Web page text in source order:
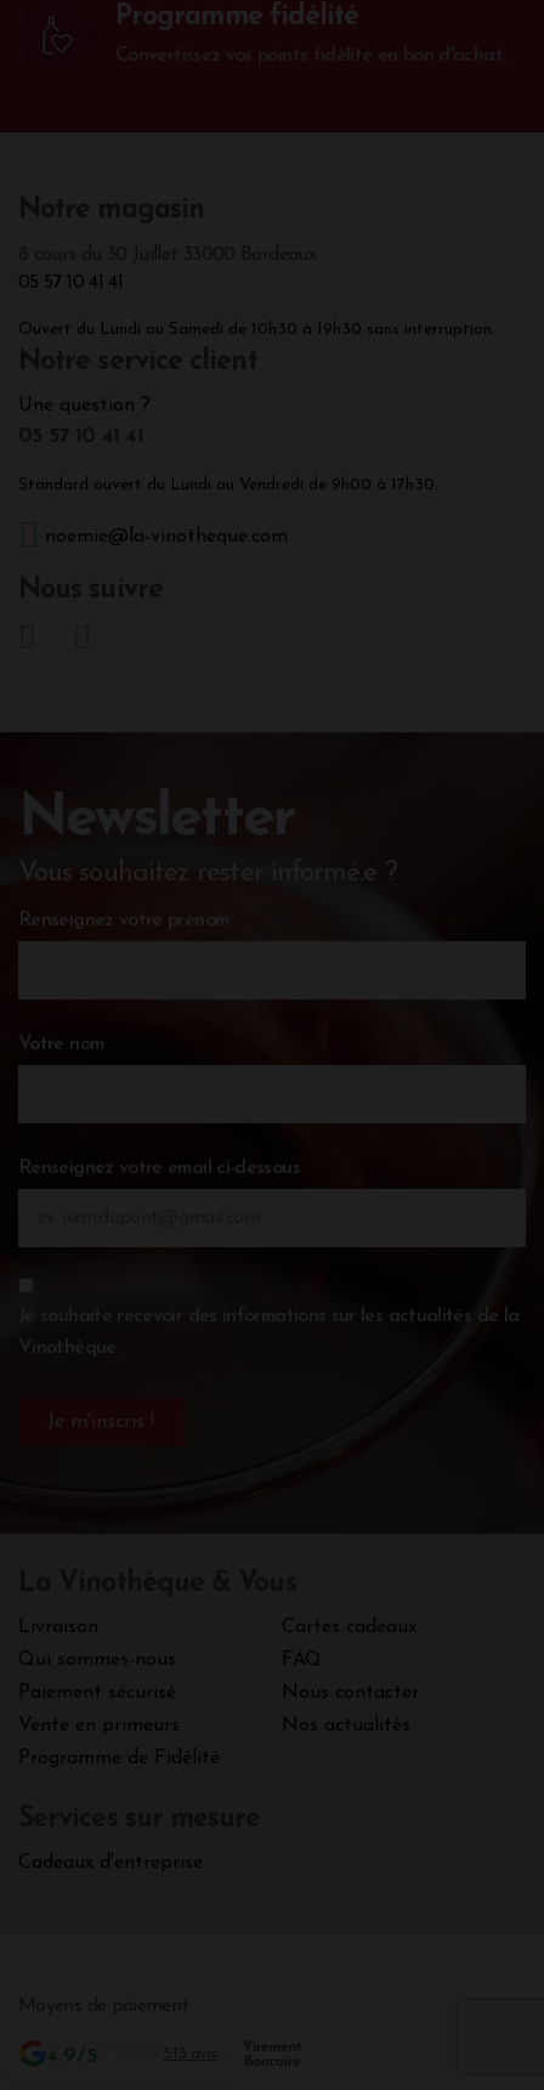
Programme fidélité
05 57 10 41 41
Ouvert du Lundi au Samedi de 10h30 à 19h30 sans interruption.
Une question ?
Standard ouvert du Lundi au Vendredi de 9h00 à 17h30.
noemie@la-vinotheque.com
Newsletter
Vous souhaitez rester informé.e ?
Renseignez votre prénom
Votre nom
Renseignez votre email ci-dessous
Je souhaite recevoir des informations sur les actualités de la
Vinothèque.
Livraison
Qui sommes-nous
Paiement sécurisé
Vente en primeurs
Programme de Fidélité
Cartes cadeaux
FAQ
Nous contacter
Nos actualités
Cadeaux d'entreprise
4.9/5